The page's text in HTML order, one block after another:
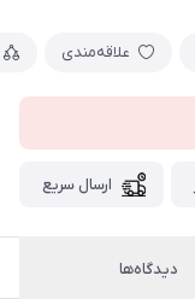
علاقه‌مندی
ارسال سریع
دیدگاه‌ها